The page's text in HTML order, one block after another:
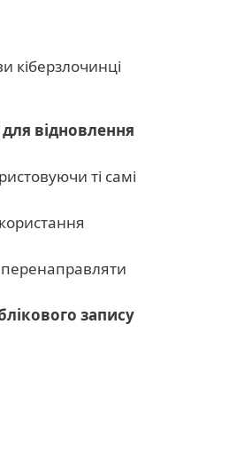
кіберзлочинці
відновлення
ті самі
запису